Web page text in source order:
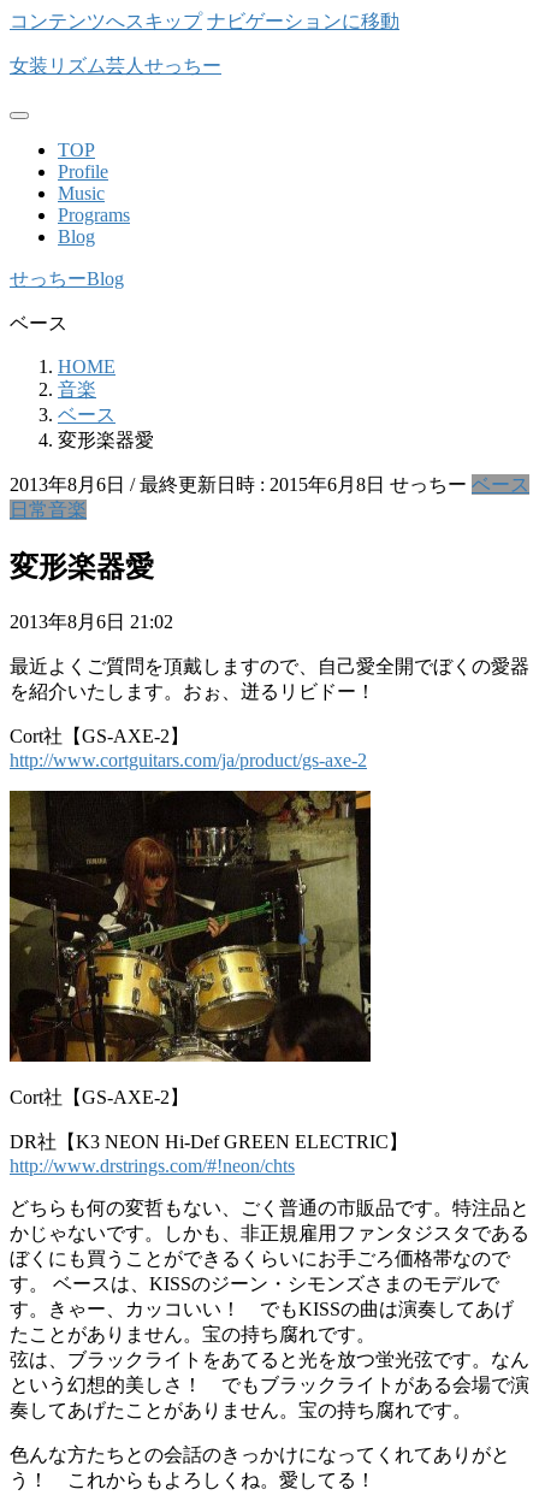
コンテンツへスキップ ナビゲーションに移動
女装リズム芸人せっちー
TOP
Profile
Music
Programs
Blog
せっちーBlog
ベース
HOME
音楽
ベース
変形楽器愛
2013年8月6日 / 最終更新日時 : 2015年6月8日 せっちー ベース
日常音楽
変形楽器愛
2013年8月6日 21:02
最近よくご質問を頂戴しますので、自己愛全開でぼくの愛器
を紹介いたします。おぉ、迸るリビドー！
Cort社【GS-AXE-2】
http://www.cortguitars.com/ja/product/gs-axe-2
Cort社【GS-AXE-2】
DR社【K3 NEON Hi-Def GREEN ELECTRIC】
http://www.drstrings.com/#!neon/chts
どちらも何の変哲もない、ごく普通の市販品です。特注品と
かじゃないです。しかも、非正規雇用ファンタジスタである
ぼくにも買うことができるくらいにお手ごろ価格帯なので
す。 ベースは、KISSのジーン・シモンズさまのモデルで
す。きゃー、カッコいい！ でもKISSの曲は演奏してあげ
たことがありません。宝の持ち腐れです。
弦は、ブラックライトをあてると光を放つ蛍光弦です。なん
という幻想的美しさ！ でもブラックライトがある会場で演
奏してあげたことがありません。宝の持ち腐れです。
色んな方たちとの会話のきっかけになってくれてありがと
う！ これからもよろしくね。愛してる！